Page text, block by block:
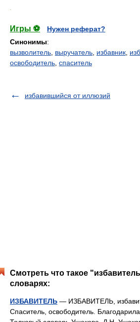
Игры ⚽
Нужен реферат?
Синонимы:
вызволитель выручатель избавник
освободитель спаситель
избавившийся от иллюзий
Смотреть что такое
словарях:
ИЗБАВИТЕЛЬ — ИЗБАВИТЕЛЬ,
Спаситель, освободитель. Благодарила